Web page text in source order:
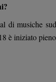
di musiche
è iniziato